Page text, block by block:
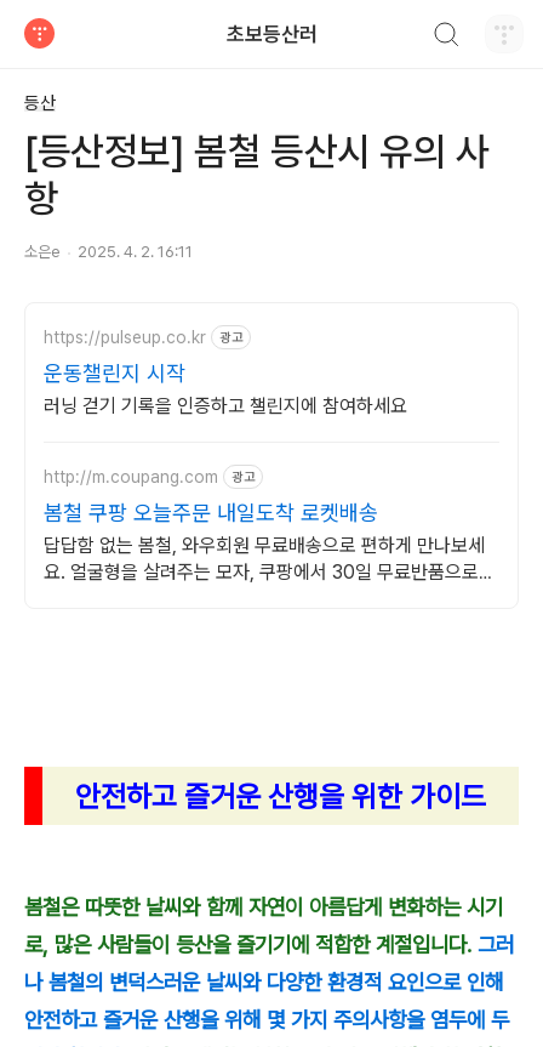
초보등산러
등산
[등산정보] 봄철 등산시 유의 사
항
소은e 2025. 4. 2. 16:11
https://pulseup.co.kr 광고
운동챌린지 시작
러닝 걷기 기록을 인증하고 챌린지에 참여하세요
http://m.coupang.com 광고
봄철 쿠팡 오늘주문 내일도착 로켓배송
답답함 없는 봄철, 와우회원 무료배송으로 편하게 만나보세
요. 얼굴형을 살려주는 모자, 쿠팡에서 30일 무료반품으로
안전하고 즐거운 산행을 위한 가이드
봄철은 따뜻한 날씨와 함께 자연이 아름답게 변화하는 시기
로, 많은 사람들이 등산을 즐기기에 적합한 계절입니다. 그러
나 봄철의 변덕스러운 날씨와 다양한 환경적 요인으로 인해
안전하고 즐거운 산행을 위해 몇 가지 주의사항을 염두에 두